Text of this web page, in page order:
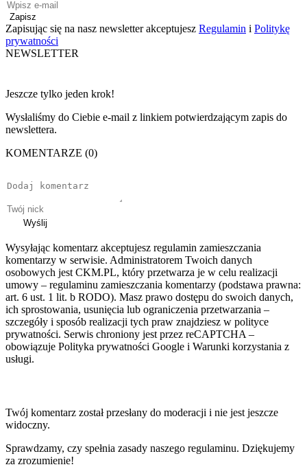
Zapisz
Zapisując się na nasz newsletter akceptujesz Regulamin i Politykę
prywatności
NEWSLETTER
Jeszcze tylko jeden krok!
Wysłaliśmy do Ciebie e-mail z linkiem potwierdzającym zapis do
newslettera.
KOMENTARZE (0)
Wyślij
Wysyłając komentarz akceptujesz regulamin zamieszczania
komentarzy w serwisie. Administratorem Twoich danych
osobowych jest CKM.PL, który przetwarza je w celu realizacji
umowy – regulaminu zamieszczania komentarzy (podstawa prawna:
art. 6 ust. 1 lit. b RODO). Masz prawo dostępu do swoich danych,
ich sprostowania, usunięcia lub ograniczenia przetwarzania –
szczegóły i sposób realizacji tych praw znajdziesz w polityce
prywatności. Serwis chroniony jest przez reCAPTCHA –
obowiązuje Polityka prywatności Google i Warunki korzystania z
usługi.
Twój komentarz został przesłany do moderacji i nie jest jeszcze
widoczny.
Sprawdzamy, czy spełnia zasady naszego regulaminu. Dziękujemy
za zrozumienie!